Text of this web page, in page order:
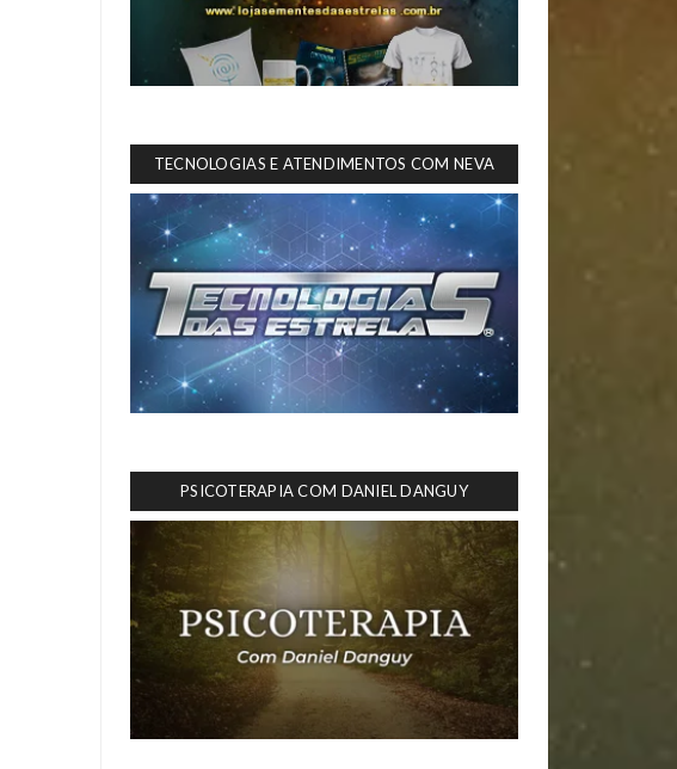
TECNOLOGIAS E ATENDIMENTOS COM NEVA
PSICOTERAPIA COM DANIEL DANGUY